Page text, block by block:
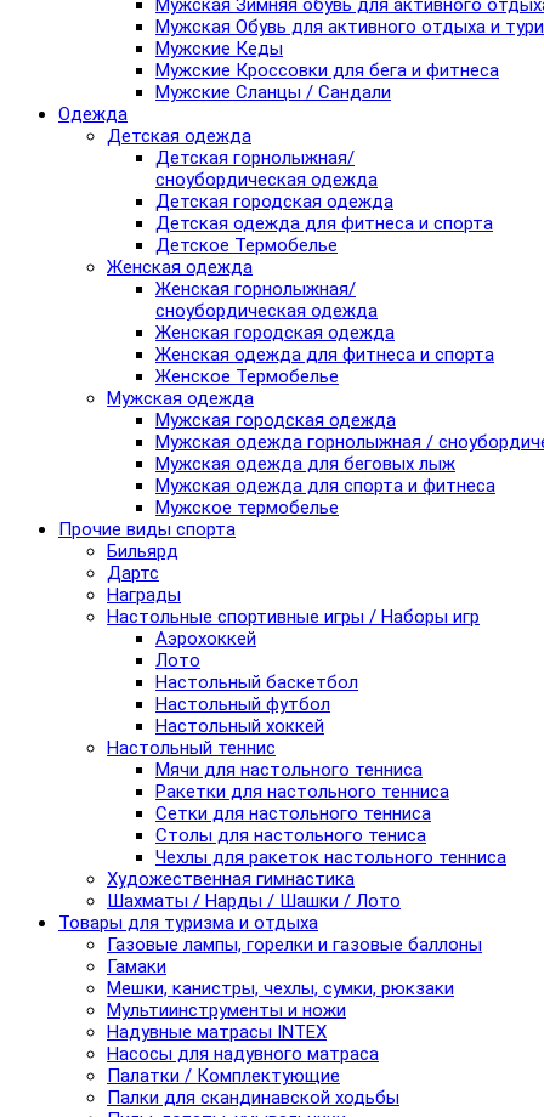
Мужская Зимняя обувь для активного
Мужская Обувь для активного отдыха и
Мужские Кеды
Мужские Кроссовки для бега и фитнеса
Мужские Сланцы / Сандали
Одежда
Детская одежда
Детская горнолыжная/
сноубордическая одежда
Детская городская одежда
Детская одежда для фитнеса и спорта
Детское Термобелье
Женская одежда
Женская горнолыжная/
сноубордическая одежда
Женская городская одежда
Женская одежда для фитнеса и спорта
Женское Термобелье
Мужская одежда
Мужская городская одежда
Мужская одежда горнолыжная /
Мужская одежда для беговых лыж
Мужская одежда для спорта и фитнеса
Мужское термобелье
Прочие виды спорта
Бильярд
Дартс
Награды
Настольные спортивные игры / Наборы игр
Аэрохоккей
Лото
Настольный баскетбол
Настольный футбол
Настольный хоккей
Настольный теннис
Мячи для настольного тенниса
Ракетки для настольного тенниса
Сетки для настольного тенниса
Столы для настольного тениса
Чехлы для ракеток настольного тенниса
Художественная гимнастика
Шахматы / Нарды / Шашки / Лото
Товары для туризма и отдыха
Газовые лампы, горелки и газовые баллоны
Гамаки
Мешки, канистры, чехлы, сумки, рюкзаки
Мультиинструменты и ножи
Надувные матрасы INTEX
Насосы для надувного матраса
Палатки / Комплектующие
Палки для скандинавской ходьбы